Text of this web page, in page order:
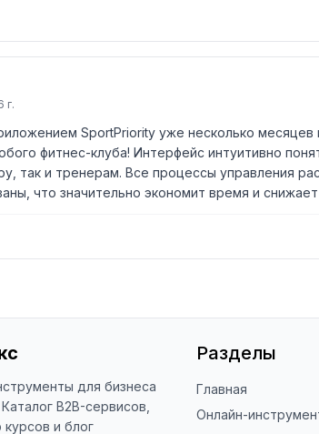
г.
SportPriority уже несколько
фитнес-клуба! Интерфейс интуитивно
так и тренерам. Все процессы управления
что значительно экономит время и
для бизнеса
B2B-сервисов,
курсов и блог
Разделы
Главная
Онлайн-